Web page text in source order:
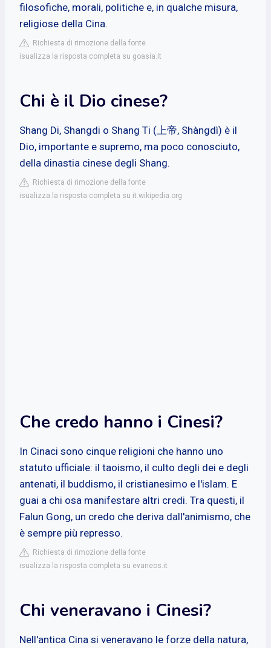
filosofiche, morali, politiche e, in qualche misura,
religiose della Cina.
Richiesta di rimozione della fonte
isualizza la risposta completa su goasia.it
Chi è il Dio cinese?
Shang Di, Shangdi o Shang Ti (上帝, Shàngdì) è il
Dio, importante e supremo, ma poco conosciuto,
della dinastia cinese degli Shang.
Richiesta di rimozione della fonte
isualizza la risposta completa su it.wikipedia.org
Che credo hanno i Cinesi?
In Cinaci sono cinque religioni che hanno uno
statuto ufficiale: il taoismo, il culto degli dei e degli
antenati, il buddismo, il cristianesimo e l'islam. E
guai a chi osa manifestare altri credi. Tra questi, il
Falun Gong, un credo che deriva dall'animismo, che
è sempre più represso.
Richiesta di rimozione della fonte
isualizza la risposta completa su evaneos.it
Chi veneravano i Cinesi?
Nell'antica Cina si veneravano le forze della natura,